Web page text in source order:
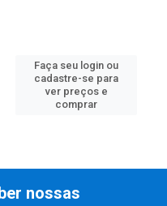
Faça seu login ou
cadastre-se para
ver preços e
comprar
nossas